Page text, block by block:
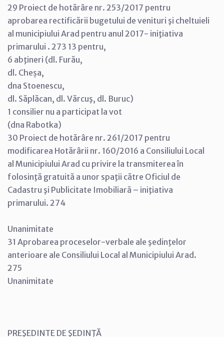
29 Proiect de hotărâre nr. 253/2017 pentru
aprobarea rectificării bugetului de venituri şi cheltuieli
al municipiului Arad pentru anul 2017- iniţiativa
primarului . 273 13 pentru,
6 abţineri (dl. Furău,
dl. Cheșa,
dna Stoenescu,
dl. Săplăcan, dl. Vărcuş, dl. Buruc)
1 consilier nu a participat la vot
(dna Rabotka)
30 Proiect de hotărâre nr. 261/2017 pentru
modificarea Hotărârii nr. 160/2016 a Consiliului Local
al Municipiului Arad cu privire la transmiterea în
folosinţă gratuită a unor spaţii către Oficiul de
Cadastru şi Publicitate Imobiliară – iniţiativa
primarului. 274
Unanimitate
31 Aprobarea proceselor-verbale ale şedinţelor
anterioare ale Consiliului Local al Municipiului Arad.
275
Unanimitate
PREŞEDINTE DE ŞEDINŢĂ